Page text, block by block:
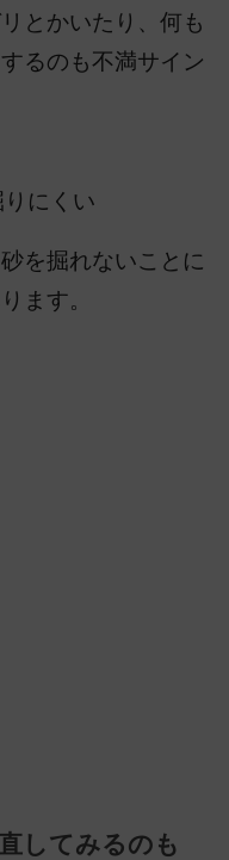
とかいたり、何も
るのも不満サイン
にくい
を掘れないことに
ます。
してみるのも